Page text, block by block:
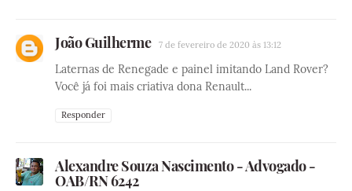
João Guilherme 7 de fevereiro de 2020 às 13:12
Laternas de Renegade e painel imitando Land Rover?
Você já foi mais criativa dona Renault...
Responder
Alexandre Souza Nascimento - Advogado -
OAB/RN 6242